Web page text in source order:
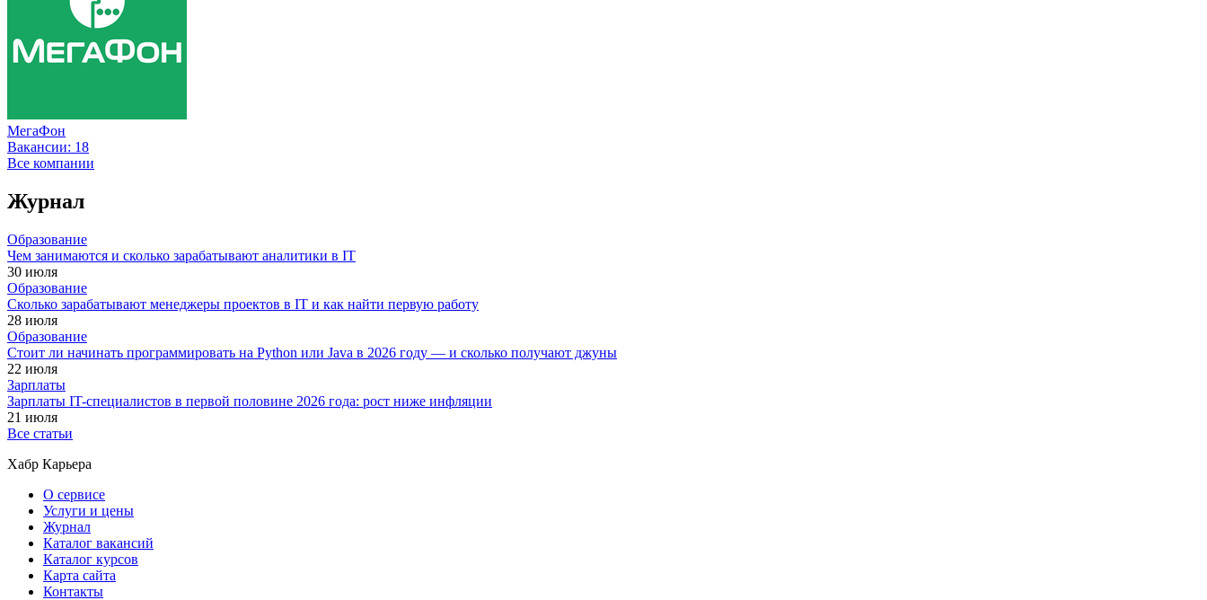
МегаФон
Вакансии: 18
Все компании
Журнал
Образование
Чем занимаются и сколько зарабатывают аналитики в IT
30 июля
Образование
Сколько зарабатывают менеджеры проектов в IT и как найти первую работу
28 июля
Образование
Стоит ли начинать программировать на Python или Java в 2026 году — и сколько получают джуны
22 июля
Зарплаты
Зарплаты IT-специалистов в первой половине 2026 года: рост ниже инфляции
21 июля
Все статьи
Хабр Карьера
О сервисе
Услуги и цены
Журнал
Каталог вакансий
Каталог курсов
Карта сайта
Контакты